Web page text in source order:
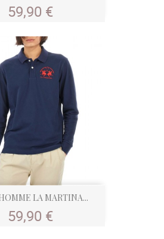
Prix
59,90 €
LA MARTINA...
Prix
59,90 €